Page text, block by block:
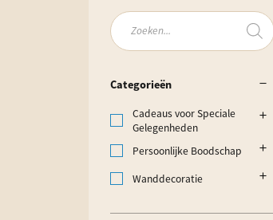
Producten
zoeken
Categorieën
Cadeaus voor Speciale
Gelegenheden
Persoonlijke Boodschap
Wanddecoratie